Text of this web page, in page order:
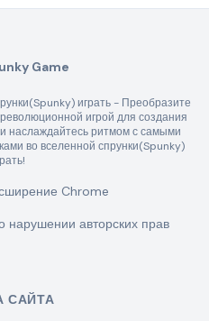
Game
играть - Преобразите
игрой для создания
наслаждайтесь ритмом с самыми
во вселенной спрунки(Spunky)
Chrome
авторских прав
САЙТА